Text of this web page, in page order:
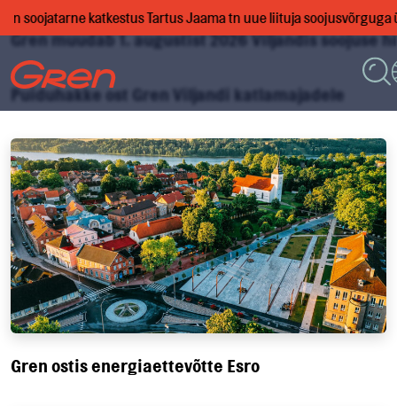
on soojatarne katkestus Tartus Jaama tn uue liituja
Gren muudab 1. augustist 2026 Viljandis soojuse
Puiduhakke ost Gren Viljandi katlamajadele
Gren ostis energiaettevõtte Esro